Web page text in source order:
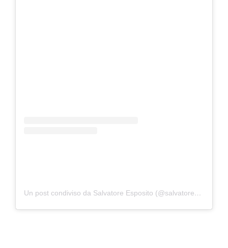
Un post condiviso da Salvatore Esposito (@salvatoreesposito)